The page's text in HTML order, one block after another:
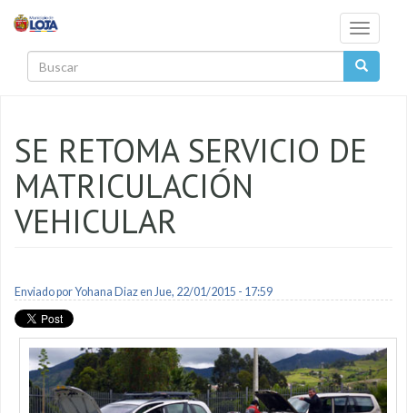
Toggle
SE RETOMA SERVICIO DE
MATRICULACIÓN
VEHICULAR
Enviado porYohana Diazen Jue, 22/01/2015 - 17:59